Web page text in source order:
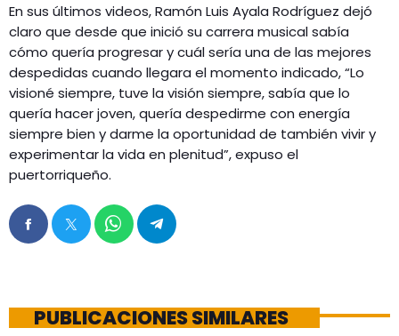
En sus últimos videos, Ramón Luis Ayala Rodríguez dejó
claro que desde que inició su carrera musical sabía
cómo quería progresar y cuál sería una de las mejores
despedidas cuando llegara el momento indicado, “Lo
visioné siempre, tuve la visión siempre, sabía que lo
quería hacer joven, quería despedirme con energía
siempre bien y darme la oportunidad de también vivir y
experimentar la vida en plenitud”, expuso el
puertorriqueño.
PUBLICACIONES SIMILARES